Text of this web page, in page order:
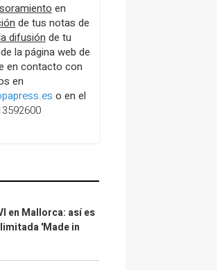
en
de tus notas de
difusión de tu
la página web de
en contacto con
en
o en el
en Mallorca: así es
'Made in